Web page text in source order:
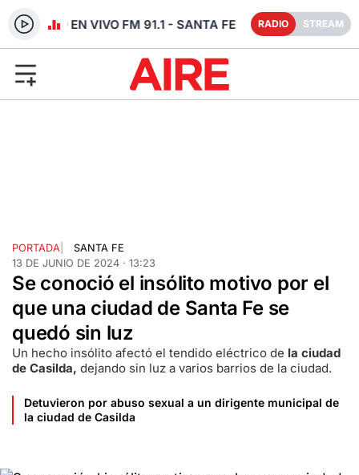
RADIO EN VIVO FM 91.1 - SANTA FE RADIO STREAM
PORTADA
SANTA FE
13 DE JUNIO DE 2024 · 13:23
Se conoció el insólito motivo por el
que una ciudad de Santa Fe se
quedó sin luz
Un hecho insólito afectó el tendido eléctrico de la ciudad
de Casilda, dejando sin luz a varios barrios de la ciudad.
Detuvieron por abuso sexual a un dirigente municipal de
la ciudad de Casilda